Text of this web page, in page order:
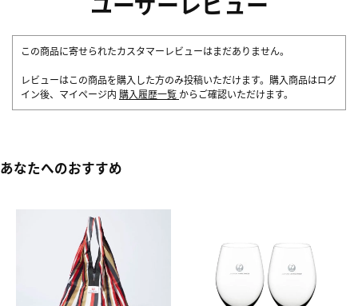
この商品に寄せられたカスタマーレビューはまだありません。
レビューはこの商品を購入した方のみ投稿いただけます。購入商品はログ
イン後、マイページ内 購入履歴一覧 からご確認いただけます。
あなたへのおすすめ